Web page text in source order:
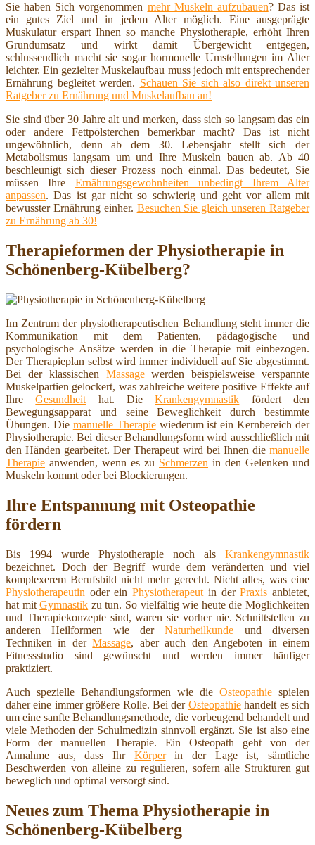
Sie haben Sich vorgenommen mehr Muskeln aufzubauen? Das ist
ein gutes Ziel und in jedem Alter möglich. Eine ausgeprägte
Muskulatur erspart Ihnen so manche Physiotherapie, erhöht Ihren
Grundumsatz und wirkt damit Übergewicht entgegen,
schlussendlich macht sie sogar hormonelle Umstellungen im Alter
leichter. Ein gezielter Muskelaufbau muss jedoch mit entsprechender
Ernährung begleitet werden. Schauen Sie sich also direkt unseren
Ratgeber zu Ernährung und Muskelaufbau an!
Sie sind über 30 Jahre alt und merken, dass sich so langsam das ein
oder andere Fettpölsterchen bemerkbar macht? Das ist nicht
ungewöhnlich, denn ab dem 30. Lebensjahr stellt sich der
Metabolismus langsam um und Ihre Muskeln bauen ab. Ab 40
beschleunigt sich dieser Prozess noch einmal. Das bedeutet, Sie
müssen Ihre Ernährungsgewohnheiten unbedingt Ihrem Alter
anpassen. Das ist gar nicht so schwierig und geht vor allem mit
bewusster Ernährung einher. Besuchen Sie gleich unseren Ratgeber
zu Ernährung ab 30!
Therapieformen der Physiotherapie in
Schönenberg-Kübelberg?
Im Zentrum der physiotherapeutischen Behandlung steht immer die
Kommunikation mit dem Patienten, pädagogische und
psychologische Ansätze werden in die Therapie mit einbezogen.
Der Therapieplan selbst wird immer individuell auf Sie abgestimmt.
Bei der klassischen Massagewerden beispielsweise verspannte
Muskelpartien gelockert, was zahlreiche weitere positive Effekte auf
IhreGesundheit hat. DieKrankengymnastik fördert den
Bewegungsapparat und seine Beweglichkeit durch bestimmte
Übungen. Die manuelle Therapiewiederum ist ein Kernbereich der
Physiotherapie. Bei dieser Behandlungsform wird ausschließlich mit
den Händen gearbeitet. Der Therapeut wird bei Ihnen die manuelle
Therapie anwenden, wenn es zu Schmerzen in den Gelenken und
Muskeln kommt oder bei Blockierungen.
Ihre Entspannung mit Osteopathie
fördern
Bis 1994 wurde Physiotherapie noch als Krankengymnastik
bezeichnet. Doch der Begriff wurde dem veränderten und viel
komplexerem Berufsbild nicht mehr gerecht. Nicht alles, was eine
Physiotherapeutin oder einPhysiotherapeut in derPraxis anbietet,
hat mitGymnastik zu tun. So vielfältig wie heute die Möglichkeiten
und Therapiekonzepte sind, waren sie vorher nie. Schnittstellen zu
anderen Heilformen wie derNaturheilkunde und diversen
Techniken in derMassage, aber auch den Angeboten in einem
Fitnessstudio sind gewünscht und werden immer häufiger
praktiziert.
Auch spezielle Behandlungsformen wie die Osteopathie spielen
daher eine immer größere Rolle. Bei der Osteopathiehandelt es sich
um eine sanfte Behandlungsmethode, die vorbeugend behandelt und
viele Methoden der Schulmedizin sinnvoll ergänzt. Sie ist also eine
Form der manuellen Therapie. Ein Osteopath geht von der
Annahme aus, dass Ihr Körperin der Lage ist, sämtliche
Beschwerden von alleine zu regulieren, sofern alle Strukturen gut
beweglich und optimal versorgt sind.
Neues zum Thema Physiotherapie in
Schönenberg-Kübelberg